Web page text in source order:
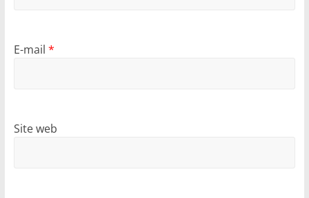
E-mail *
Site web